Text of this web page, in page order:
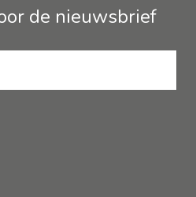
de nieuwsbrief